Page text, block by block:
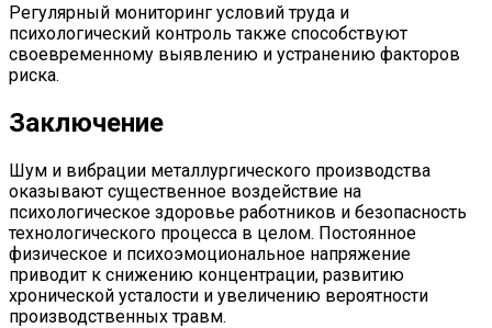
Регулярный мониторинг условий труда и
психологический контроль также способствуют
своевременному выявлению и устранению факторов
риска.
Заключение
Шум и вибрации металлургического производства
оказывают существенное воздействие на
психологическое здоровье работников и безопасность
технологического процесса в целом. Постоянное
физическое и психоэмоциональное напряжение
приводит к снижению концентрации, развитию
хронической усталости и увеличению вероятности
производственных травм.